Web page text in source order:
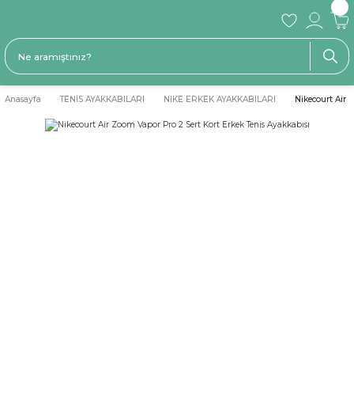
Anasayfa TENİS AYAKKABILARI NIKE ERKEK AYAKKABILARI Nikecourt Air